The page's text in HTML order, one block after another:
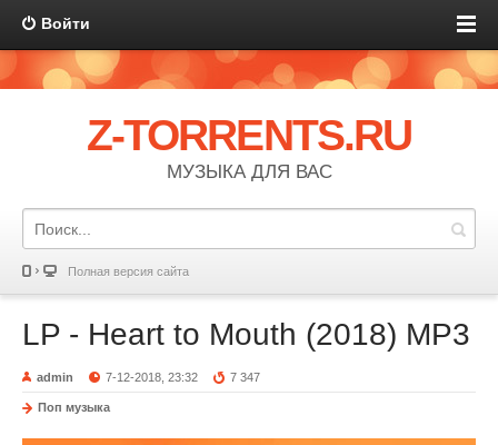
Войти
Z-TORRENTS.RU
МУЗЫКА ДЛЯ ВАС
Полная версия сайта
LP - Heart to Mouth (2018) MP3
admin 7-12-2018, 23:32 7 347
Поп музыка